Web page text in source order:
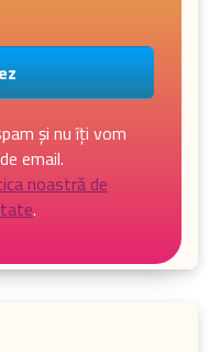
și nu îți vom
email.
noastră de
.